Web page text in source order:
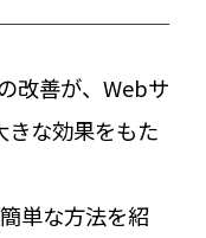
改善が、Webサ
きな効果をもた
単な方法を紹